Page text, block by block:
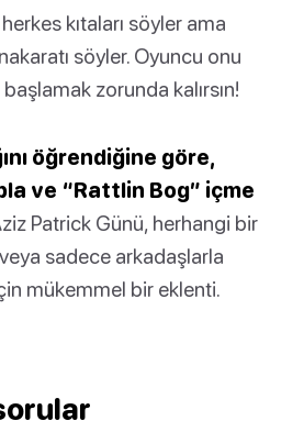
kıtaları söyler ama
söyler. Oyuncu onu
başlamak zorunda kalırsın!
öğrendiğine göre,
ve “Rattlin Bog” içme
Patrick Günü, herhangi bir
sadece arkadaşlarla
mükemmel bir eklenti.